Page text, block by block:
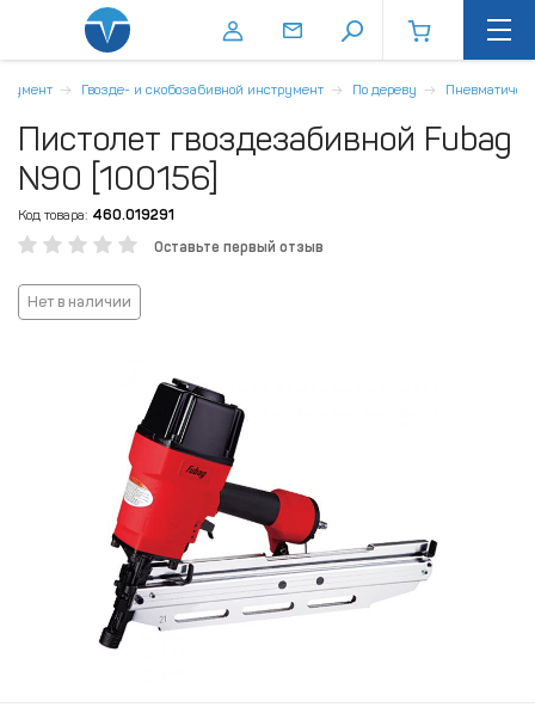
Гвозде- и скобозабивной инструмент По дереву
Пистолет гвоздезабивной Fubag
N90 [100156]
Код товара: 460.019291
Оставьте первый отзыв
Нет в наличии